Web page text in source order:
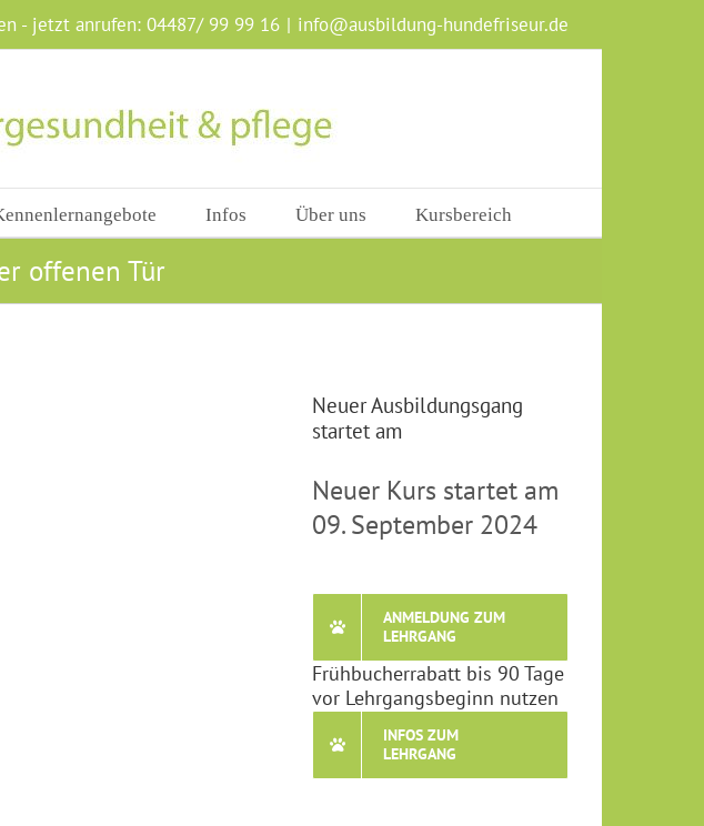
- jetzt anrufen: 04487/ 99 99 16 | info@ausbildung-hundefriseur.de
Infos Über uns Kursbereich
offenen Tür
Neuer Ausbildungsgang
startet am
Neuer Kurs startet am
09. September 2024
ANMELDUNG ZUM
LEHRGANG
Frühbucherrabatt bis 90 Tage
vor Lehrgangsbeginn nutzen
INFOS ZUM
LEHRGANG